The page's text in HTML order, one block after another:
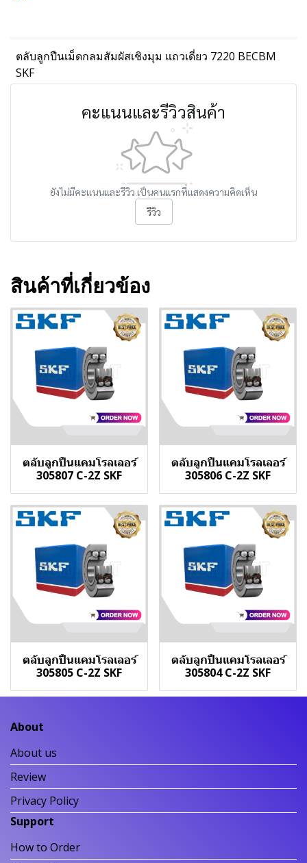
ตลับลูกปืนเม็ดกลมสัมผัสเชิงมุม แถวเดี่ยว 7220 BECBM
SKF
คะแนนและรีวิวสินค้า
ยังไม่มีคะแนนและรีวิว เป็นคนแรกที่แสดงความคิดเห็น
รีวิว
สินค้าที่เกี่ยวข้อง
ตลับลูกปืนแคมโรลเลอร์
305807 C-2Z SKF
ตลับลูกปืนแคมโรลเลอร์
305806 C-2Z SKF
ตลับลูกปืนแคมโรลเลอร์
305805 C-2Z SKF
ตลับลูกปืนแคมโรลเลอร์
305804 C-2Z SKF
About
About us
Review
Privacy Policy
Support
How to Order